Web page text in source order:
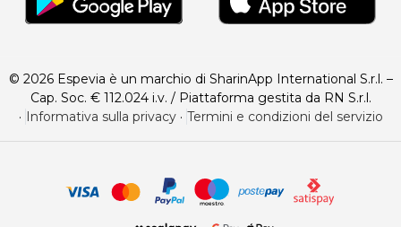
© 2026 Espevia è un marchio di SharinApp International S.r.l. –
Cap. Soc. € 112.024 i.v. / Piattaforma gestita da RN S.r.l.
· Informativa sulla privacy· Termini e condizioni del servizio